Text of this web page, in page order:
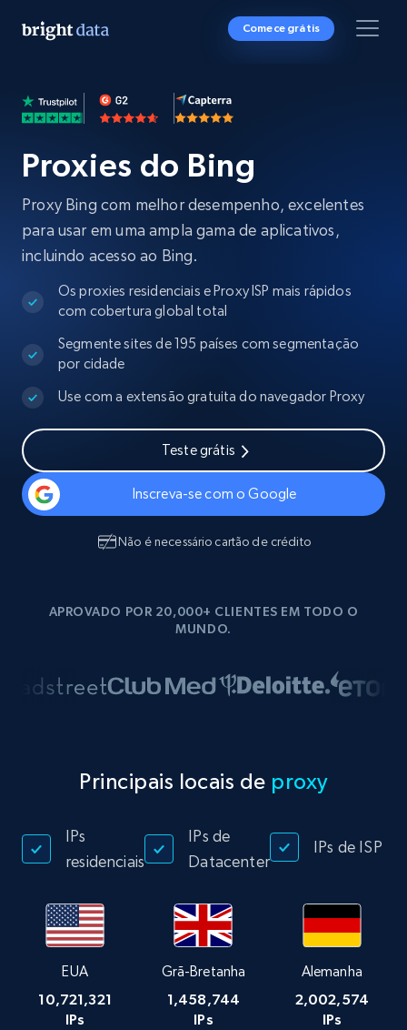
Comece grátis
Proxies do Bing
Proxy Bing com melhor desempenho, excelentes
para usar em uma ampla gama de aplicativos,
incluindo acesso ao Bing.
Os proxies residenciais e Proxy ISP mais rápidos
com cobertura global total
Segmente sites de 195 países com segmentação
por cidade
Use com a extensão gratuita do navegador Proxy
Teste grátis
Inscreva-se com o Google
Não é necessário cartão de crédito
APROVADO POR 20,000+ CLIENTES EM TODO O
MUNDO.
Principais locais de proxy
IPs
residenciais
IPs de
Datacenter
IPs de ISP
EUA
10,721,321
IPs
Grã-Bretanha
1,458,744
IPs
Alemanha
2,002,574
IPs